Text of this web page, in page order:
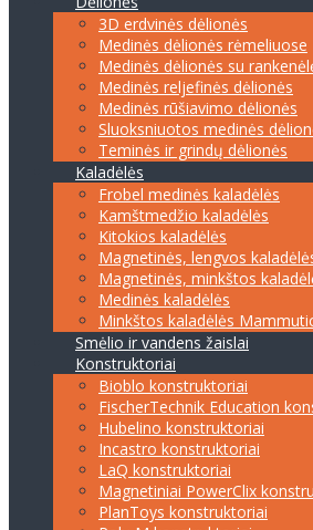
3D erdvinės dėlionės
Medinės dėlionės rėmeliuose
Medinės dėlionės su
Medinės reljefinės dėlionės
Medinės rūšiavimo dėlionės
Sluoksniuotos medinės
Teminės ir grindų dėlionės
Kaladėlės
Frobel medinės kaladėlės
Kamštmedžio kaladėlės
Kitokios kaladėlės
Magnetinės, lengvos
Magnetinės, minkštos
Medinės kaladėlės
Minkštos kaladėlės
Smėlio ir vandens žaislai
Konstruktoriai
Bioblo konstruktoriai
FischerTechnik Education
Hubelino konstruktoriai
Incastro konstruktoriai
LaQ konstruktoriai
Magnetiniai PowerClix
PlanToys konstruktoriai